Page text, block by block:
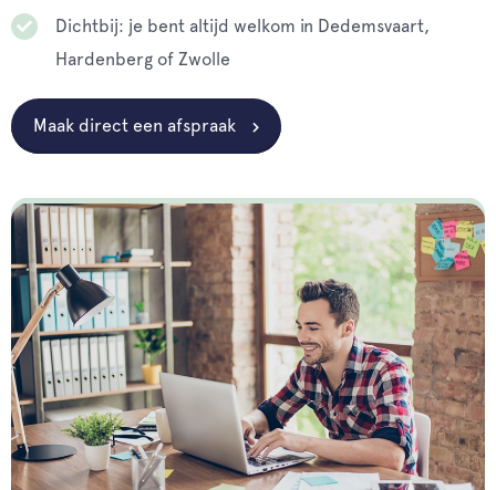
Dichtbij: je bent altijd welkom in Dedemsvaart,
Hardenberg of Zwolle
Maak direct een afspraak